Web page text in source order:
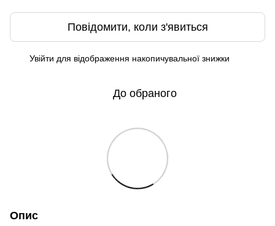
Повідомити, коли з'явиться
Увійти для відображення накопичувальної знижки
До обраного
Опис